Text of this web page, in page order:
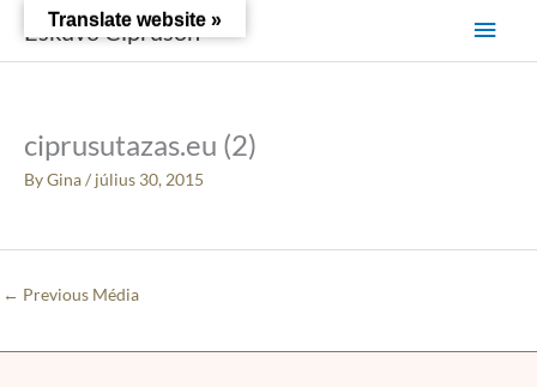
content
Esküvő Cipruson
Main
ciprusutazas.eu (2)
ByGina/ július 30, 2015
← Previous Média
Translate website »